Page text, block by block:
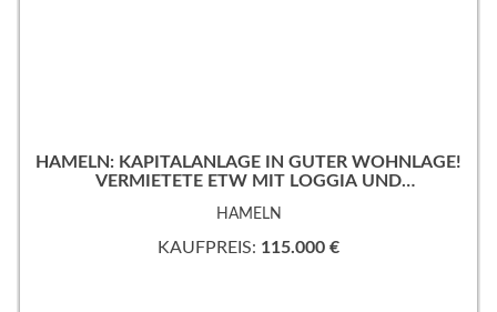
HAMELN: KAPITALANLAGE IN GUTER WOHNLAGE!
VERMIETETE ETW MIT LOGGIA UND
HAMELN
KAUFPREIS: 115.000 €